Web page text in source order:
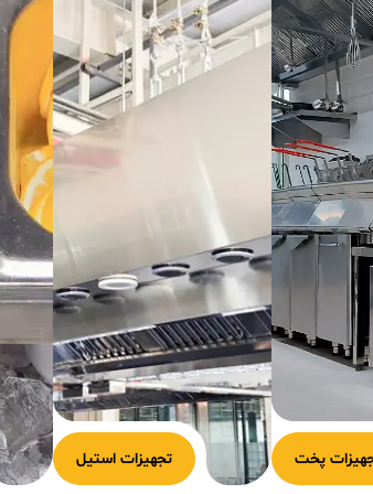
پخت تجهیزات استیل